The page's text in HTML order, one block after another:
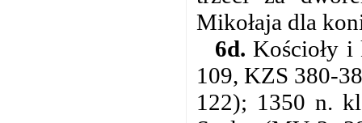
Mikołaja dla
6d. Kościoły
109, KZS 380-
122); 1350 n.